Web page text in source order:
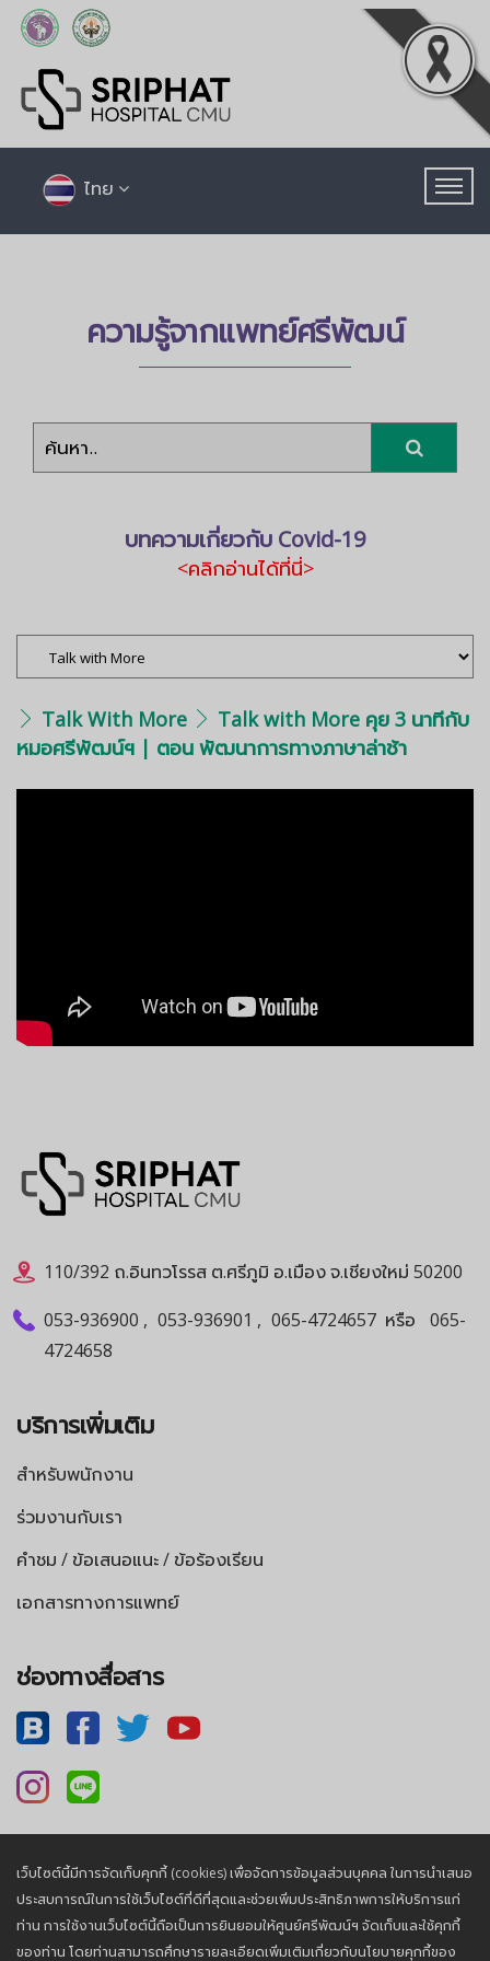
ไทย
ความรู้จากแพทย์ศรีพัฒน์
บทความเกี่ยวกับ Covid-19
<คลิกอ่านได้ที่นี่>
Talk With More
Talk with More คุย 3 นาทีกับ
หมอศรีพัฒน์ฯ | ตอน พัฒนาการทางภาษาล่าช้า
110/392 ถ.อินทวโรรส ต.ศรีภูมิ อ.เมือง จ.เชียงใหม่ 50200
053-936900 , 053-936901 , 065-4724657 หรือ
065-
4724658
บริการเพิ่มเติม
สำหรับพนักงาน
ร่วมงานกับเรา
คำชม / ข้อเสนอแนะ / ข้อร้องเรียน
เอกสารทางการแพทย์
ช่องทางสื่อสาร
นโยบายความเป็นส่วนตัว |นโยบายคุกกี้
เว็บไซต์นี้มีการจัดเก็บคุกกี้ (cookies) เพื่อจัดการข้อมูลส่วนบุคคล ในการนำเสนอ
ประสบการณ์ในการใช้เว็บไซต์ที่ดีที่สุดและช่วยเพิ่มประสิทธิภาพการให้บริการแก่
ท่าน การใช้งานเว็บไซต์นี้ถือเป็นการยินยอมให้ศูนย์ศรีพัฒน์ฯ จัดเก็บและใช้คุกกี้
ของท่าน โดยท่านสามารถศึกษารายละเอียดเพิ่มเติมเกี่ยวกับนโยบายคุกกี้ของ